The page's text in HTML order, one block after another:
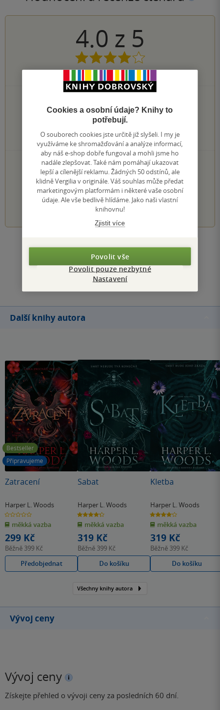
4.0 z 5
1×
4 hvězdičky
0×
3 hvězdičky
2 hvězdičky
0×
1 hvezdička
PŘIDEJTE SVÉ HODNOCENÍ KNIHY
Hodnocení našich knihkupců: 0.0 z 5
1 2 3 4 5
Zobrazit všechna hodnocení
Přidat hodnocení
Další knihy autora
Bestseller
Připravujeme
Zatracení
Harper L. Woods
0.0
z
5
hvězdiček
měkká vazba
299 Kč
Běžně 399 Kč
Předobjednat
Sabat
Harper L. Woods
4.3
z
5
hvězdiček
měkká vazba
319 Kč
Běžně 399 Kč
Do košíku
Kletba
Harper L. Woods
4.2
z
5
hvězdiček
měkká vazba
319 Kč
Běžně 399 Kč
Do košíku
Všechny knihy autora
Vývoj ceny
Vývoj ceny
Získejte přehled o vývoji ceny za posledních 60 dní.
Cookies a osobní údaje? Knihy to
potřebují.
O souborech cookies jste určitě již slyšeli. I my je
využíváme ke shromažďování a analýze informací,
aby náš e-shop dobře fungoval a mohli jsme ho
nadále zlepšovat. Také nám pomáhají ukazovat
lepší a cílenější reklamu. Žádných 50 odstínů, ale
klidně Vergilia v originále. Váš souhlas může předat
marketingovým platformám i některé vaše osobní
údaje. Ale vše bedlivě hlídáme. Jako naši vlastní
knihovnu!
Zjistit více
Povolit vše
Povolit pouze nezbytné
Nastavení